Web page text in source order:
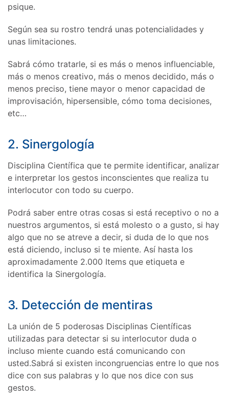
psique.
Según sea su rostro tendrá unas potencialidades y
unas limitaciones.
Sabrá cómo tratarle, si es más o menos influenciable,
más o menos creativo, más o menos decidido, más o
menos preciso, tiene mayor o menor capacidad de
improvisación, hipersensible, cómo toma decisiones,
etc…
2. Sinergología
Disciplina Científica que te permite identificar, analizar
e interpretar los gestos inconscientes que realiza tu
interlocutor con todo su cuerpo.
Podrá saber entre otras cosas si está receptivo o no a
nuestros argumentos, si está molesto o a gusto, si hay
algo que no se atreve a decir, si duda de lo que nos
está diciendo, incluso si te miente. Así hasta los
aproximadamente 2.000 Items que etiqueta e
identifica la Sinergología.
3. Detección de mentiras
La unión de 5 poderosas Disciplinas Científicas
utilizadas para detectar si su interlocutor duda o
incluso miente cuando está comunicando con
usted.Sabrá si existen incongruencias entre lo que nos
dice con sus palabras y lo que nos dice con sus
gestos.